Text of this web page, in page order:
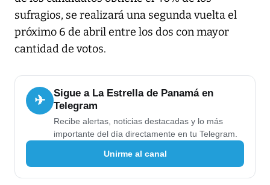
sufragios, se realizará una segunda vuelta el
próximo 6 de abril entre los dos con mayor
cantidad de votos.
✈
Sigue a La Estrella de Panamá en
Telegram
Recibe alertas, noticias destacadas y lo más
importante del día directamente en tu Telegram.
Unirme al canal